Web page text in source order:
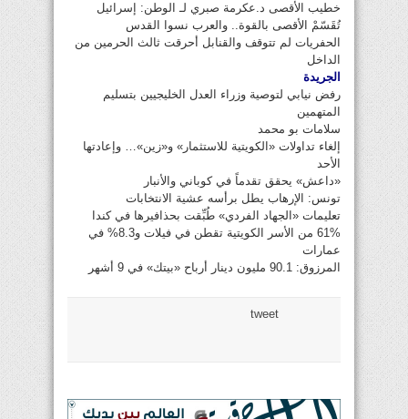
خطيب الأقصى د.عكرمة صبري لـ الوطن: إسرائيل
تُقَسّمْ الأقصى بالقوة.. والعرب نسوا القدس
الحفريات لم تتوقف والقنابل أحرقت ثالث الحرمين من
الداخل
الجريدة
رفض نيابي لتوصية وزراء العدل الخليجيين بتسليم
المتهمين
سلامات بو محمد
إلغاء تداولات «الكويتية للاستثمار» و«زين»… وإعادتها
الأحد
«داعش» يحقق تقدماً في كوباني والأنبار
تونس: الإرهاب يطل برأسه عشية الانتخابات
تعليمات «الجهاد الفردي» طُبِّقت بحذافيرها في كندا
61% من الأسر الكويتية تقطن في فيلات و8.3% في
عمارات
المرزوق: 90.1 مليون دينار أرباح «بيتك» في 9 أشهر
tweet